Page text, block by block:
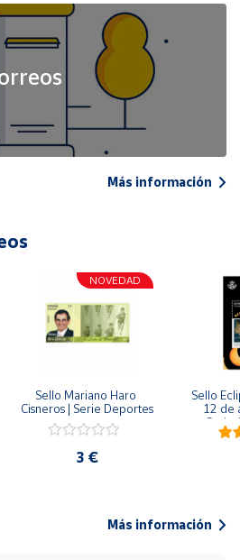
Más información
NOVEDAD
Sello Mariano Haro
Cisneros | Serie Deportes
3 €
Sello
12 de
Serie
Más información